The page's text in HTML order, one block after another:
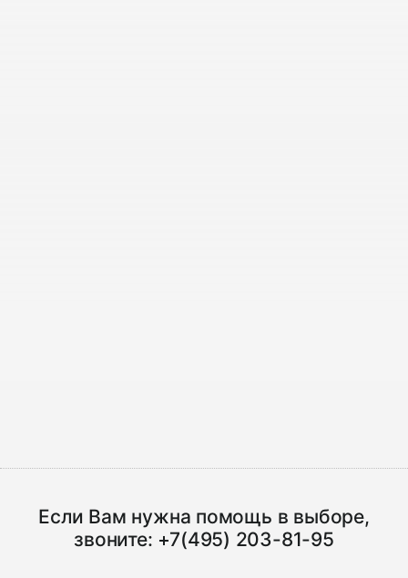
Если Вам нужна помощь в выборе,
звоните: +7(495) 203-81-95